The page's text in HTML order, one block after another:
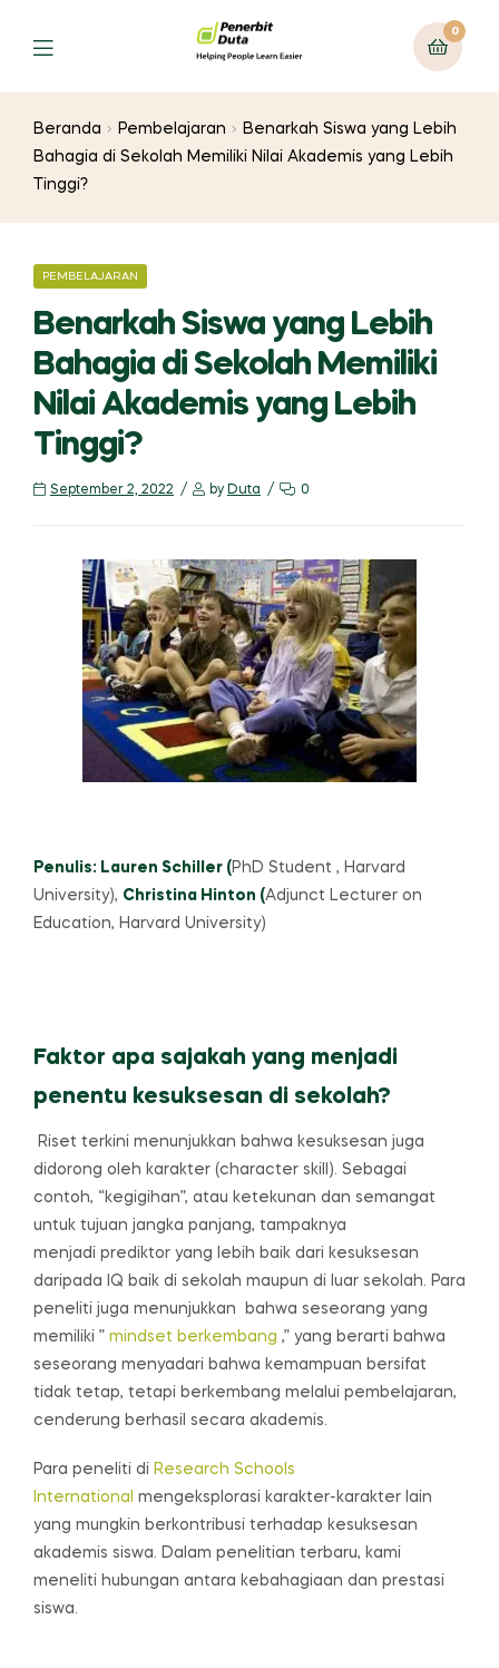
Menu
0
Beranda Pembelajaran
Benarkah Siswa yang Lebih
Bahagia di Sekolah Memiliki Nilai Akademis yang Lebih
Tinggi?
CATEGORIES
PEMBELAJARAN
Benarkah Siswa yang Lebih
Bahagia di Sekolah Memiliki
Nilai Akademis yang Lebih
Tinggi?
September 2, 2022 by Duta 0
Penulis: Lauren Schiller ( PhD Student , Harvard
University), Christina Hinton (Adjunct Lecturer on
Education, Harvard University)
Faktor apa sajakah yang menjadi
penentu kesuksesan di sekolah?
Riset terkini menunjukkan bahwa kesuksesan juga
didorong oleh karakter (character skill). Sebagai
contoh, “kegigihan”, atau ketekunan dan semangat
untuk tujuan jangka panjang, tampaknya
menjadi prediktor yang lebih baik dari kesuksesan
daripada IQ baik di sekolah maupun di luar sekolah. Para
peneliti juga menunjukkan bahwa seseorang yang
memiliki ” mindset berkembang ,” yang berarti bahwa
seseorang menyadari bahwa kemampuan bersifat
tidak tetap, tetapi berkembang melalui pembelajaran,
cenderung berhasil secara akademis.
Para peneliti di Research Schools
International mengeksplorasi karakter-karakter lain
yang mungkin berkontribusi terhadap kesuksesan
akademis siswa. Dalam penelitian terbaru, kami
meneliti hubungan antara kebahagiaan dan prestasi
siswa.